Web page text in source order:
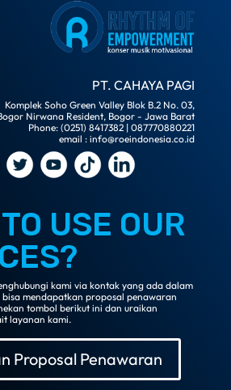
PT. CAHAYA PAGI
Komplek Soho Green Valley Blok B.2 No. 03,
Nirwana Resident, Bogor - Jawa Barat
Phone: (0251) 8417382 | 087770880221
email : info@roeindonesia.co.id
USE OUR
kami via kontak yang ada dalam
bisa mendapatkan proposal penawaran
tombol berikut ini dan uraikan
layanan kami.
Proposal Penawaran